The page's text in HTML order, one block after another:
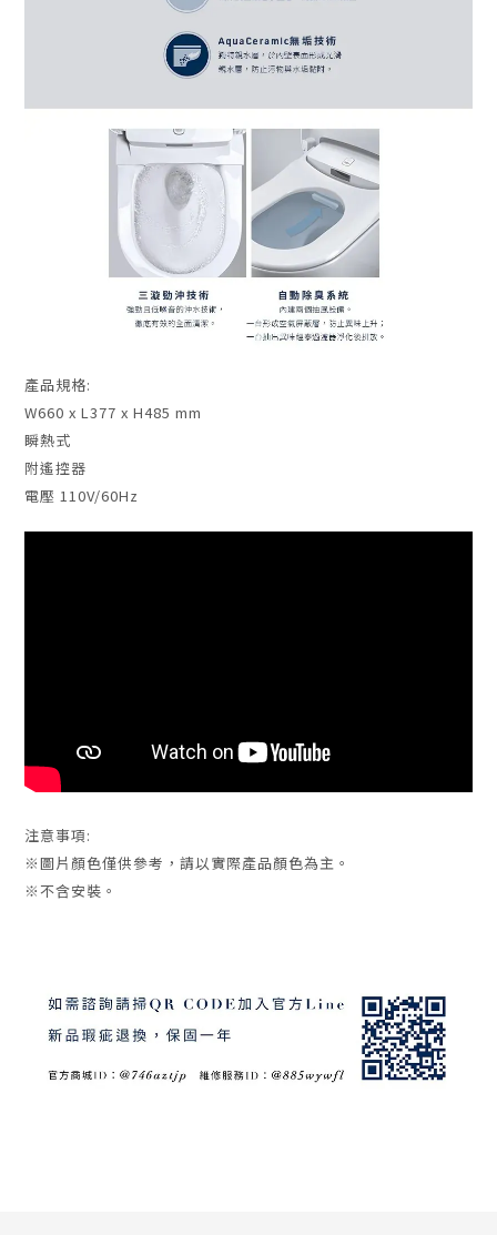
產品規格:
W660 x L377 x H485 mm
瞬熱式
附遙控器
電壓 110V/60Hz
注意事項:
※圖片顏色僅供參考，請以實際產品顏色為主。
※不含安裝。